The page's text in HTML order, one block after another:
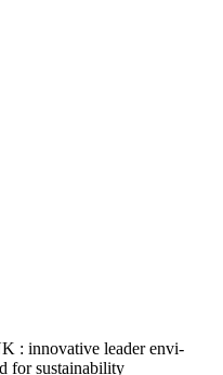
: innovative leader envi-
for sustainability